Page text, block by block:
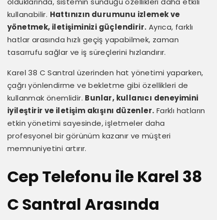
kullanabilir. Hattınızın durumunu izlemek ve
yönetmek, iletişiminizi güçlendirir. Ayrıca, farklı
hatlar arasında hızlı geçiş yapabilmek, zaman
tasarrufu sağlar ve iş süreçlerini hızlandırır.
Karel 38 C Santral üzerinden hat yönetimi yaparken,
çağrı yönlendirme ve bekletme gibi özellikleri de
kullanmak önemlidir. Bunlar, kullanıcı deneyimini
iyileştirir ve iletişim akışını düzenler. Farklı hatların
etkin yönetimi sayesinde, işletmeler daha
profesyonel bir görünüm kazanır ve müşteri
memnuniyetini artırır.
Cep Telefonu ile Karel 38
C Santral Arasında